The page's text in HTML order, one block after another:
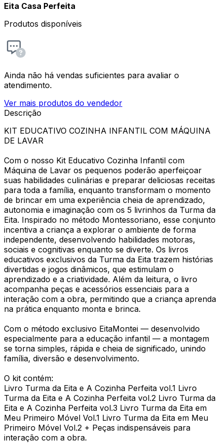
Eita Casa Perfeita
Produtos disponíveis
Ainda não há vendas suficientes para avaliar o
atendimento.
Ver mais produtos do vendedor
Descrição
KIT EDUCATIVO COZINHA INFANTIL COM MÁQUINA
DE LAVAR
Com o nosso Kit Educativo Cozinha Infantil com
Máquina de Lavar os pequenos poderão aperfeiçoar
suas habilidades culinárias e preparar deliciosas receitas
para toda a família, enquanto transformam o momento
de brincar em uma experiência cheia de aprendizado,
autonomia e imaginação com os 5 livrinhos da Turma da
Eita. Inspirado no método Montessoriano, esse conjunto
incentiva a criança a explorar o ambiente de forma
independente, desenvolvendo habilidades motoras,
sociais e cognitivas enquanto se diverte. Os livros
educativos exclusivos da Turma da Eita trazem histórias
divertidas e jogos dinâmicos, que estimulam o
aprendizado e a criatividade. Além da leitura, o livro
acompanha peças e acessórios essenciais para a
interação com a obra, permitindo que a criança aprenda
na prática enquanto monta e brinca.
Com o método exclusivo EitaMontei — desenvolvido
especialmente para a educação infantil — a montagem
se torna simples, rápida e cheia de significado, unindo
família, diversão e desenvolvimento.
O kit contém:
Livro Turma da Eita e A Cozinha Perfeita vol.1 Livro
Turma da Eita e A Cozinha Perfeita vol.2 Livro Turma da
Eita e A Cozinha Perfeita vol.3 Livro Turma da Eita em
Meu Primeiro Móvel Vol.1 Livro Turma da Eita em Meu
Primeiro Móvel Vol.2 + Peças indispensáveis para
interação com a obra.